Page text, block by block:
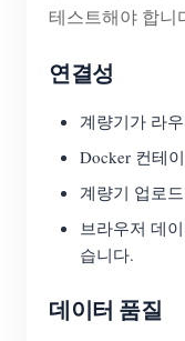
테스트해야 합니
연결성
계량기가 라
Docker 컨테
계량기 업로
브라우저 데
습니다.
데이터 품질